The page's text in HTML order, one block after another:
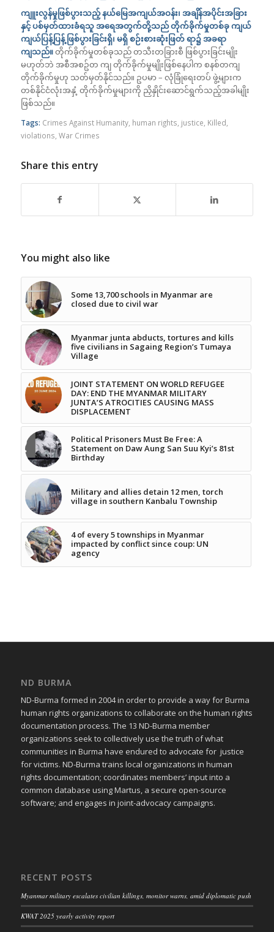
ကျူးလွန်မှုဖြစ်ပွားသည့် နယ်မြေအကျယ်အဝန်း၊ အချိန်အပိုင်းအခြား
နှင့် ပစ်မှတ်ထားခံရသူ အရေအတွက်တို့သည် တိုက်ခိုက်မှုတစ်ခု ကျယ်
ကျယ်ပြန့်ပြန့် ဖြစ်ပွားခြင်းရှိ၊ မရှိ စဉ်းစားဆုံးဖြတ်ရာ၌ အခရာ
ကျသည်။တိုက်ခိုက်မှုတစ်ခုသည် တသီးတခြားစီ ဖြစ်ပွားခြင်းမျိုး
မဟုတ်ဘဲ အစီအစဥ်တ ကျ တိုက်ခိုက်မှုမျိုးဖြစ်နေပါက စနစ်တကျ
တိုက်ခိုက်မှုဟု သတ်မှတ်နိုင်သည်။ ဥပမာ – လုံခြုံရေးတပ် ဖွဲ့များက
တစ်နိုင်ငံလုံးအနှံ့ တိုက်ခိုက်မှုများကို ညှိနှိုင်းဆောင်ရွက်သည့်အခါမျိုး
ဖြစ်သည်။
Tags: Crimes Against Humanity, human rights, justice, Killed,
violations, War Crimes
Share this entry
You might also like
Some 13,700 schools in Myanmar are
closed due to civil war
Myanmar junta abducts, tortures and kills
five civilians in Sagaing Region’s Tumaya
Village
JOINT STATEMENT ON WORLD REFUGEE
DAY: END THE MYANMAR MILITARY
JUNTA’S ATROCITIES CAUSING MASS
DISPLACEMENT
Political Prisoners Must Be Free: A
Statement on Daw Aung San Suu Kyi’s 81st
Birthday
Military and allies detain 12 men, torch
village in southern Kanbalu Township
4 of every 5 townships in Myanmar
impacted by conflict since coup: UN
agency
ND BURMA
ND-Burma formed in 2004 in order to provide a way for Burma
human rights organizations to collaborate on the human rights
documentation process. The 13 ND-Burma member
organizations seek to collectively use the truth of what
communities in Burma have endured to advocate for justice
for victims. ND-Burma trains local organizations in human
rights documentation; coordinates members’ input into a
common database using Martus, a secure open-source
software; and engages in joint-advocacy campaigns.
RECENT POSTS
Myanmar military escalates civilian killings, monitor warns, amid diplomatic push
KWAT 2025 yearly activity report